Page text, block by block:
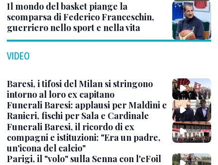
Il mondo del basket piange la
scomparsa di Federico Franceschin,
guerriero nello sport e nella vita
VIDEO
Baresi, i tifosi del Milan si stringono
intorno al loro ex capitano
Funerali Baresi: applausi per Maldini e
Ranieri, fischi per Sala e Cardinale
Funerali Baresi, il ricordo di ex
compagni e istituzioni: "Era un padre,
un'icona del calcio"
Parigi, il "volo" sulla Senna con l'eFoil